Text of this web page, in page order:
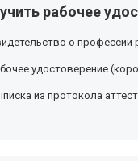
рабочее
о профессии
удостоверение
из протокола